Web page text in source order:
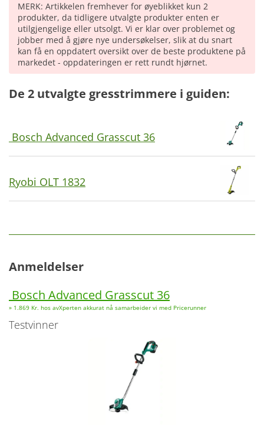
MERK: Artikkelen fremhever for øyeblikket kun 2
produkter, da tidligere utvalgte produkter enten er
utilgjengelige eller utsolgt. Vi er klar over problemet og
jobber med å gjøre nye undersøkelser, slik at du snart
kan få en oppdatert oversikt over de beste produktene på
markedet - oppdateringen er rett rundt hjørnet.
De 2 utvalgte gresstrimmere i guiden:
Bosch Advanced Grasscut 36
Ryobi OLT 1832
Anmeldelser
Bosch Advanced Grasscut 36
» 1.869 Kr. hos avXperten akkurat nå samarbeider vi med Pricerunner
Testvinner